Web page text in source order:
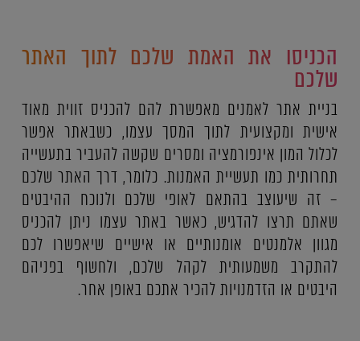
הכניסו את האמת שלכם לתוך האתר
שלכם
בניית אתר לאמנים מאפשרת להם להכניס זווית מאוד
אישית ומקצועית לתוך המסך עצמו, כשבאתר אפשר
לכלול המון אינפורמציה ומסרים שקשה להעביר בתעשייה
תחרותית כמו תעשיית האמנות. כלומר, דרך האתר שלכם
– זה שיעוצב בהתאם לאופי שלכם ולנוכח ההיבטים
שאתם תרצו להדגיש, כאשר באתר עצמו ניתן להכניס
מגוון אלמנטים אומנותיים או אישיים שיאפשרו לכם
להתקרב משמעותית לקהל שלכם, ולחשוף בפניהם
היבטים או הזדמנויות להכיר אתכם באופן אחר.